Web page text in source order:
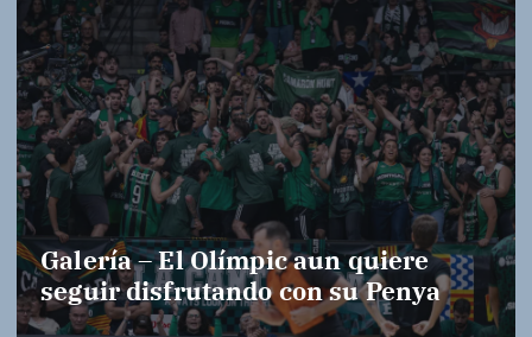
Galería – El Olímpic aun quiere
seguir disfrutando con su Penya